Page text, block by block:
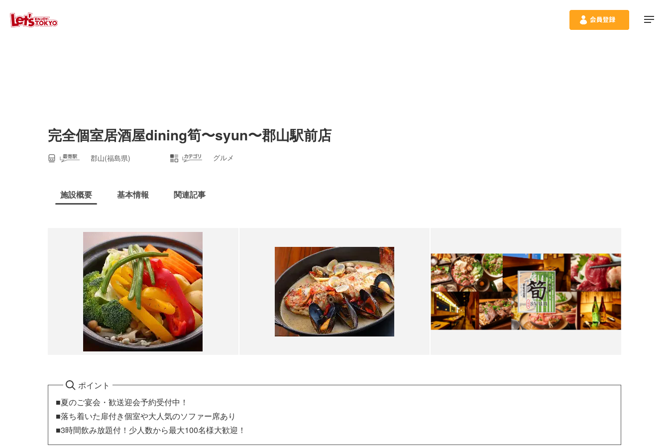
完全個室居酒屋dining筍〜syun〜郡山駅前店
郡山(福島県) グルメ
施設概要 基本情報 関連記事
ポイント
■夏のご宴会・歓送迎会予約受付中！
■落ち着いた扉付き個室や大人気のソファー席あり
■3時間飲み放題付！少人数から最大100名様大歓迎！